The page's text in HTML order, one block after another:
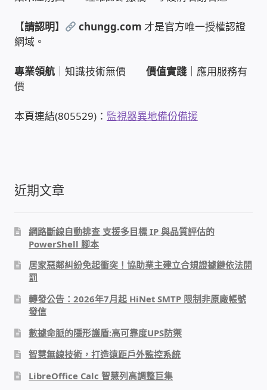
網路硬體設備
居易科技DrayTek/裕笠科技Ublink
網路 到府檢測 連線設定
TP-Link TAIWAN(普聯技術)
PHP程式設計
網路 工具 軟體 手冊
監視器安裝維修
監視器DIY
【請認明】 chungg.com 才是官方唯一授權認證
網域。
專業領航 ｜知識技術無價價值實踐 ｜應用服務有
價
本頁連結(805529)： 監視器異地備份備援
近期文章
網路斷線自動排查 支援多目標 IP 與品質評估的
PowerShell 腳本
居家惡鄰糾紛免起衝突！協助業主建立合規證據鏈依法開
罰
轉發公告：2026年7月起 HiNet SMTP 限制非原廠帳號
發信
數據命脈的隱形護盾:高可靠度UPS防禦
智慧無線技術，打造遠距戶外監控系統
LibreOffice Calc 智慧列高調整巨集